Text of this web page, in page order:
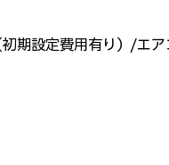
期設定費用有り）/エ